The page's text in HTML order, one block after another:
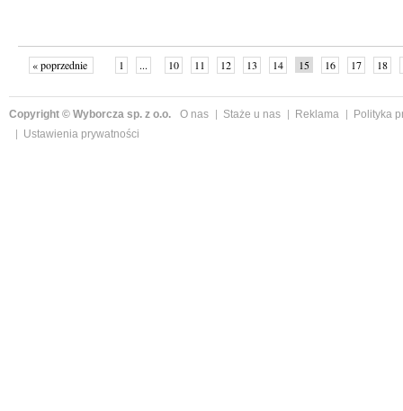
« poprzednie 1 ... 10 11 12 13 14 15 16 17 18
Copyright © Wyborcza sp. z o.o. O nas Staże u nas Reklama
Polityka
Ustawienia prywatności